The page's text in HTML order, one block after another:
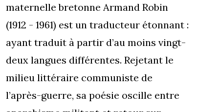
maternelle bretonne Armand Robin
(1912 - 1961) est un traducteur étonnant :
ayant traduit à partir d’au moins vingt-
deux langues différentes. Rejetant le
milieu littéraire communiste de
l’après-guerre, sa poésie oscille entre